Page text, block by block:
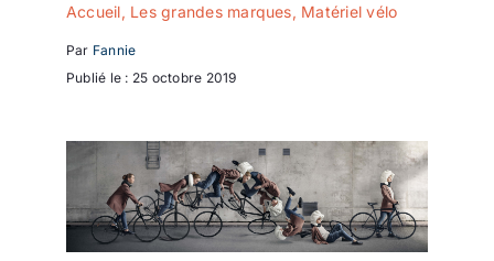
Accueil, Les grandes marques, Matériel vélo
Par Fannie
Publié le : 25 octobre 2019